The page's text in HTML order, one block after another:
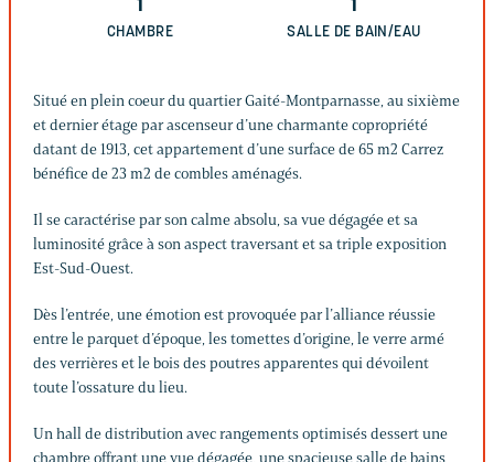
1
CHAMBRE
1
SALLE DE BAIN/EAU
Situé en plein coeur du quartier Gaité-Montparnasse, au sixième
et dernier étage par ascenseur d’une charmante copropriété
datant de 1913, cet appartement d’une surface de 65 m2 Carrez
bénéfice de 23 m2 de combles aménagés.
Il se caractérise par son calme absolu, sa vue dégagée et sa
luminosité grâce à son aspect traversant et sa triple exposition
Est-Sud-Ouest.
Dès l’entrée, une émotion est provoquée par l’alliance réussie
entre le parquet d’époque, les tomettes d’origine, le verre armé
des verrières et le bois des poutres apparentes qui dévoilent
toute l’ossature du lieu.
Un hall de distribution avec rangements optimisés dessert une
chambre offrant une vue dégagée, une spacieuse salle de bains